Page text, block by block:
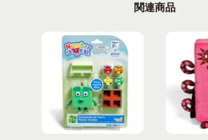
関連商品